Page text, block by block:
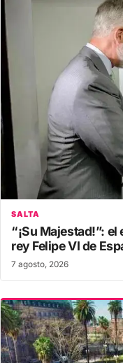
SALTA
“¡Su Majestad!”:
rey Felipe VI de
7 agosto, 2026